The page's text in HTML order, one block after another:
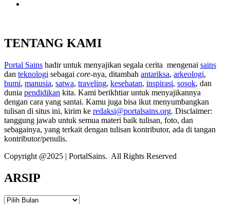
TENTANG KAMI
Portal Sains hadir untuk menyajikan segala cerita mengenai sains
dan teknologi sebagai core-nya, ditambah antariksa, arkeologi,
bumi, manusia, satwa, traveling, kesehatan, inspirasi, sosok, dan
dunia pendidikan kita. Kami berikhtiar untuk menyajikannya
dengan cara yang santai. Kamu juga bisa ikut menyumbangkan
tulisan di situs ini, kirim ke redaksi@portalsains.org. Disclaimer:
tanggung jawab untuk semua materi baik tulisan, foto, dan
sebagainya, yang terkait dengan tulisan kontributor, ada di tangan
kontributor/penulis.
Copyright @2025 | PortalSains. All Rights Reserved
ARSIP
ARSIP